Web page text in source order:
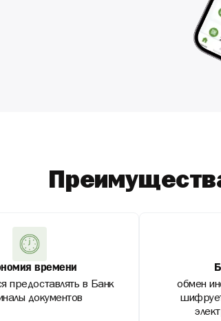
времени
предоставлять в Банк
документов
обмен